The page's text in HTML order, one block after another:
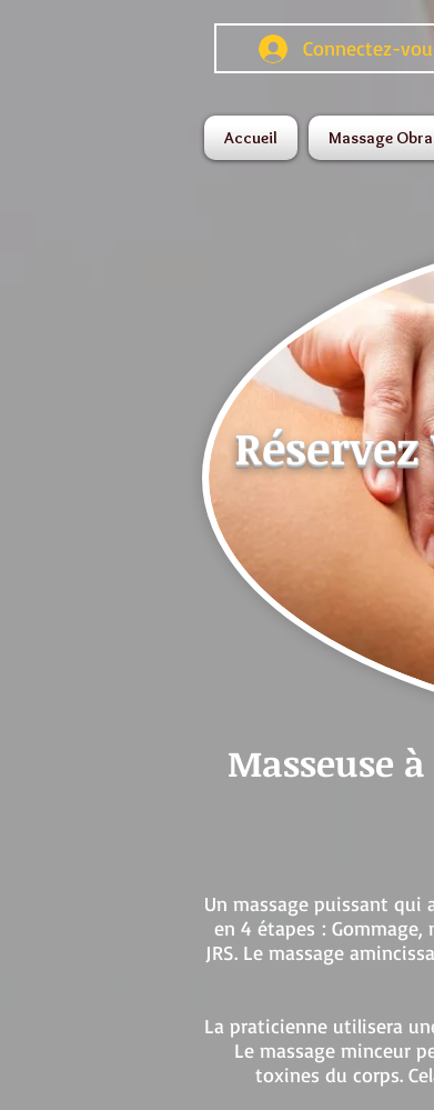
Connectez-
Accueil Massage
Masseuse
Un massage puissant qui
en 4 étapes :
JRS. Le massage
La praticienne utilisera
Le massage minceur
toxines du corps.